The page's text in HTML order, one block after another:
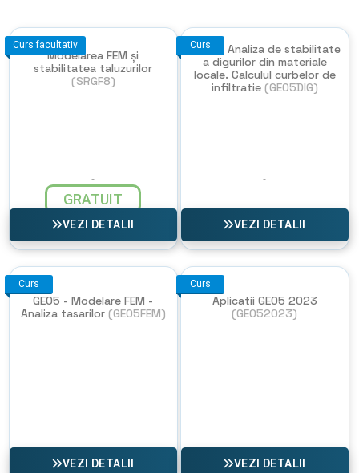
Curs facultativ
Modelarea FEM și
stabilitatea taluzurilor
(SRGF8)
GRATUIT
VEZI DETALII
Curs
GEO5 - Analiza de stabilitate
a digurilor din materiale
locale. Calculul curbelor de
infiltratie (GEO5DIG)
VEZI DETALII
Curs
GEO5 - Modelare FEM -
Analiza tasarilor (GEO5FEM)
VEZI DETALII
Curs
Aplicatii GEO5 2023
(GEO52023)
VEZI DETALII